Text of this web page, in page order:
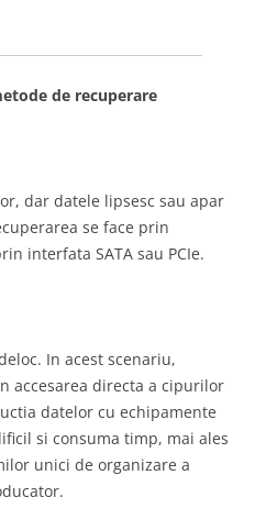
de recuperare
dar datele lipsesc sau apar
se face prin
interfata SATA sau PCIe.
In acest scenariu,
accesarea directa a cipurilor
datelor cu echipamente
si consuma timp, mai ales
unici de organizare a